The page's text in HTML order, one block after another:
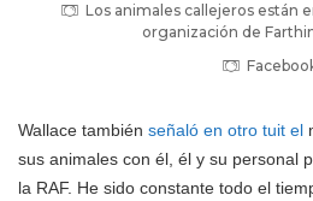
Los animales callejeros están
organización de
Wallace también señaló en otro tuit el
sus animales con él, él y su personal
la RAF. He sido constante todo el